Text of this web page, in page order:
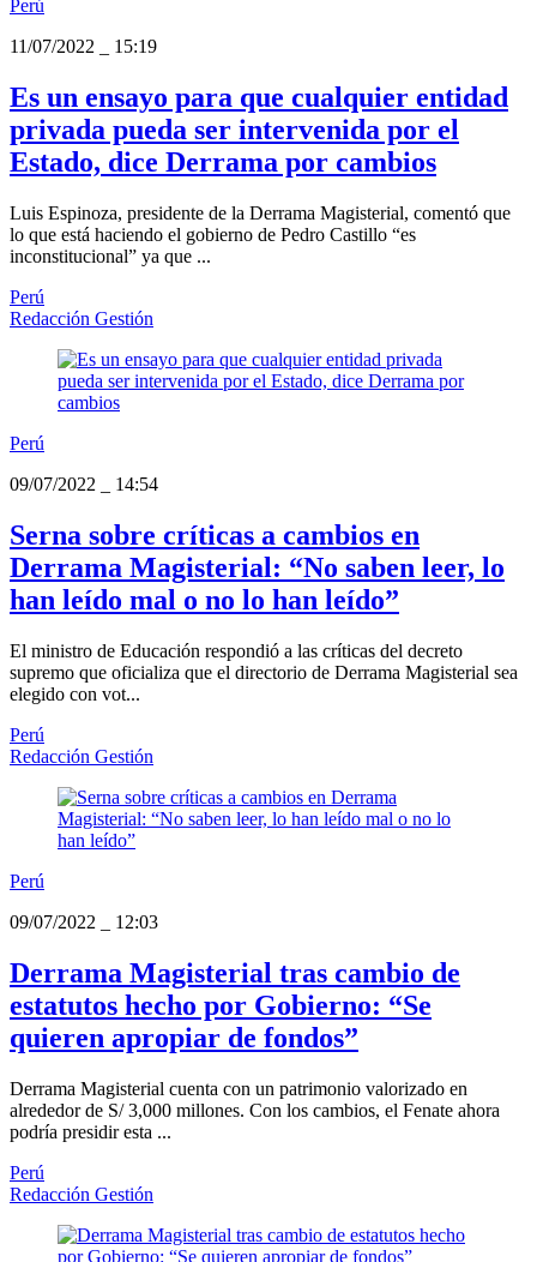
Perú
11/07/2022
15:19
Es un ensayo para que cualquier entidad
privada pueda ser intervenida por el
Estado, dice Derrama por cambios
Luis Espinoza, presidente de la Derrama Magisterial, comentó que
lo que está haciendo el gobierno de Pedro Castillo “es
inconstitucional” ya que ...
Perú
Redacción Gestión
Perú
09/07/2022
14:54
Serna sobre críticas a cambios en
Derrama Magisterial: “No saben leer, lo
han leído mal o no lo han leído”
El ministro de Educación respondió a las críticas del decreto
supremo que oficializa que el directorio de Derrama Magisterial sea
elegido con vot...
Perú
Redacción Gestión
Perú
09/07/2022
12:03
Derrama Magisterial tras cambio de
estatutos hecho por Gobierno: “Se
quieren apropiar de fondos”
Derrama Magisterial cuenta con un patrimonio valorizado en
alrededor de S/ 3,000 millones. Con los cambios, el Fenate ahora
podría presidir esta ...
Perú
Redacción Gestión